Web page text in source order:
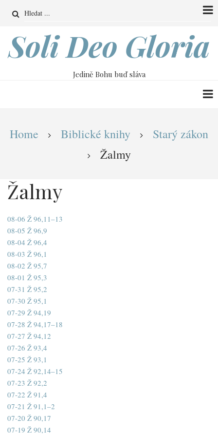
obsahu
Search
Soli Deo Gloria
Jedině Bohu buď sláva
Drobečková
navigace
Home Biblické knihy
Starý zákon
Žalmy
Žalmy
08-06 Ž 96,11–13
08-05 Ž 96,9
08-04 Ž 96,4
08-03 Ž 96,1
08-02 Ž 95,7
08-01 Ž 95,3
07-31 Ž 95,2
07-30 Ž 95,1
07-29 Ž 94,19
07-28 Ž 94,17–18
07-27 Ž 94,12
07-26 Ž 93,4
07-25 Ž 93,1
07-24 Ž 92,14–15
07-23 Ž 92,2
07-22 Ž 91,4
07-21 Ž 91,1–2
07-20 Ž 90,17
07-19 Ž 90,14